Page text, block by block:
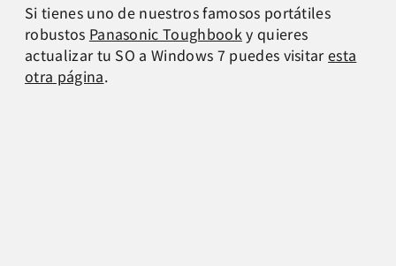
Si tienes uno de nuestros famosos portátiles
robustos Panasonic Toughbook y quieres
actualizar tu SO a Windows 7 puedes visitaresta
otra página.